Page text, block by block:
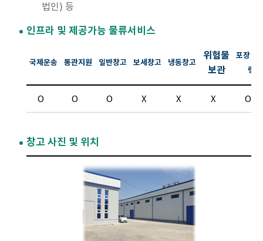
법인) 등
인프라 및 제공가능 물류서비스
국제운송 통관지원 일반창고 보세창고 냉동창고
위험물
보관
포장 라
링
O O O X X X O
창고 사진 및 위치